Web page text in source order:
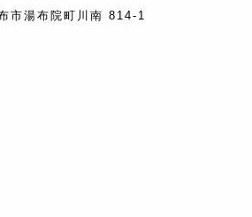
市湯布院町川南 814-1